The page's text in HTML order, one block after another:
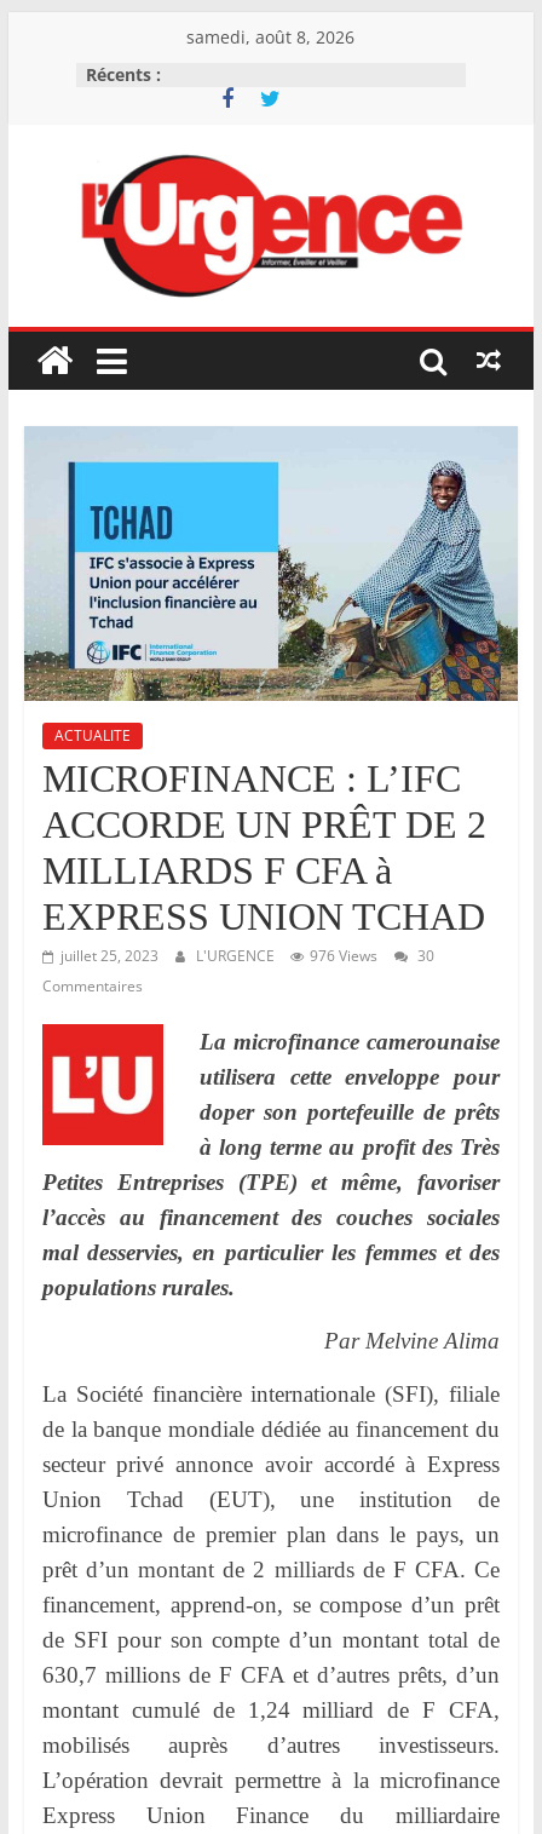
samedi, août 8, 2026
Récents :
L'Urgence
f
o
r
r
e
i
l
l
e
r
t
V
e
i
l
.
ACTUALITE
MICROFINANCE : L’IFC
ACCORDE UN PRÊT DE 2
MILLIARDS F CFA à
EXPRESS UNION TCHAD
juillet 25, 2023 L'URGENCE 976 Views
30
Commentaires
La microfinance camerounaise
utilisera cette enveloppe pour
doper son portefeuille de prêts
à long terme au profit des Très
Petites Entreprises (TPE) et même, favoriser
l’accès au financement des couches sociales
mal desservies, en particulier les femmes et des
populations rurales.
Par Melvine Alima
La Société financière internationale (SFI), filiale
de la banque mondiale dédiée au financement du
secteur privé annonce avoir accordé à Express
Union Tchad (EUT), une institution de
microfinance de premier plan dans le pays, un
prêt d’un montant de 2 milliards de F CFA. Ce
financement, apprend-on, se compose d’un prêt
de SFI pour son compte d’un montant total de
630,7 millions de F CFA et d’autres prêts, d’un
montant cumulé de 1,24 milliard de F CFA,
mobilisés auprès d’autres investisseurs.
L’opération devrait permettre à la microfinance
Express Union Finance du milliardaire